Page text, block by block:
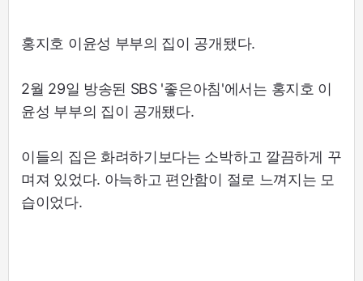
홍지호 이윤성 부부의 집이 공개됐다.
2월 29일 방송된 SBS '좋은아침'에서는 홍지호 이
윤성 부부의 집이 공개됐다.
이들의 집은 화려하기보다는 소박하고 깔끔하게 꾸
며져 있었다. 아늑하고 편안함이 절로 느껴지는 모
습이었다.